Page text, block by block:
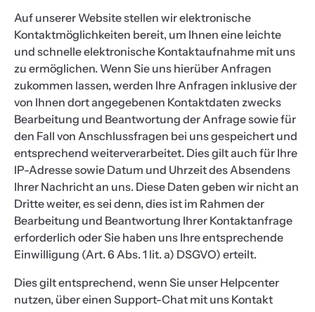
Auf unserer Website stellen wir elektronische
Kontaktmöglichkeiten bereit, um Ihnen eine leichte
und schnelle elektronische Kontaktaufnahme mit uns
zu ermöglichen. Wenn Sie uns hierüber Anfragen
zukommen lassen, werden Ihre Anfragen inklusive der
von Ihnen dort angegebenen Kontaktdaten zwecks
Bearbeitung und Beantwortung der Anfrage sowie für
den Fall von Anschlussfragen bei uns gespeichert und
entsprechend weiterverarbeitet. Dies gilt auch für Ihre
IP-Adresse sowie Datum und Uhrzeit des Absendens
Ihrer Nachricht an uns. Diese Daten geben wir nicht an
Dritte weiter, es sei denn, dies ist im Rahmen der
Bearbeitung und Beantwortung Ihrer Kontaktanfrage
erforderlich oder Sie haben uns Ihre entsprechende
Einwilligung (Art. 6 Abs. 1 lit. a) DSGVO) erteilt.
Dies gilt entsprechend, wenn Sie unser Helpcenter
nutzen, über einen Support-Chat mit uns Kontakt